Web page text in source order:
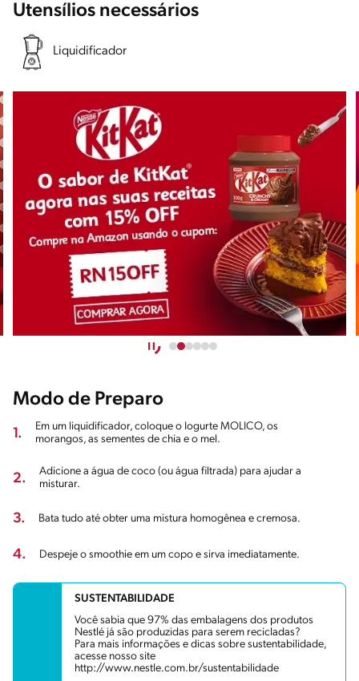
Utensílios necessários
Liquidificador
Modo de Preparo
1.
Em um liquidificador, coloque o Iogurte MOLICO, os
morangos, as sementes de chia e o mel.
2.
Adicione a água de coco (ou água filtrada) para ajudar a
misturar.
3. Bata tudo até obter uma mistura homogênea e cremosa.
4. Despeje o smoothie em um copo e sirva imediatamente.
SUSTENTABILIDADE
Você sabia que 97% das embalagens dos produtos
Nestlé já são produzidas para serem recicladas?
Para mais informações e dicas sobre sustentabilidade,
acesse nosso site
http://www.nestle.com.br/sustentabilidade